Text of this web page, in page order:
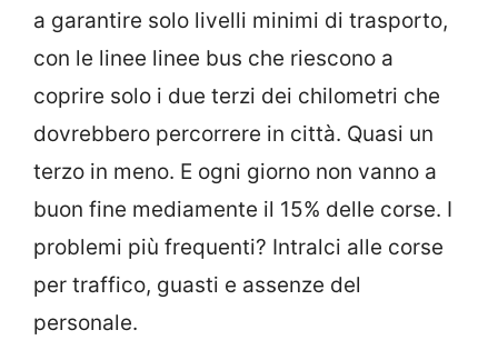
a garantire solo livelli minimi di trasporto,
con le linee linee bus che riescono a
coprire solo i due terzi dei chilometri che
dovrebbero percorrere in città. Quasi un
terzo in meno. E ogni giorno non vanno a
buon fine mediamente il 15% delle corse. I
problemi più frequenti? Intralci alle corse
per traffico, guasti e assenze del
personale.